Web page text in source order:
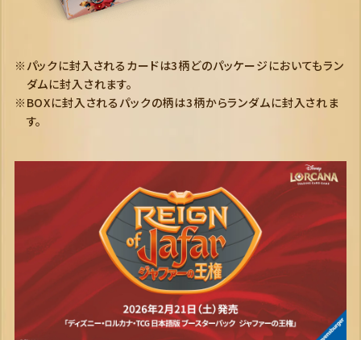
パックに封入されるカードは3柄どのパッケージにおいてもラン
ダムに封入されます。
BOXに封入されるパックの柄は3柄からランダムに封入されま
す。